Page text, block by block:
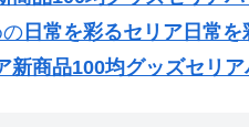
日常を彩るセリア日常
新商品100均グッズセリ